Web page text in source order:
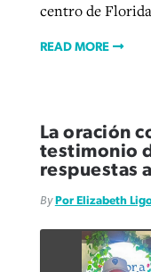
centro de
READ MORE
La oración
testimonio
respuestas
By Por Elizabeth